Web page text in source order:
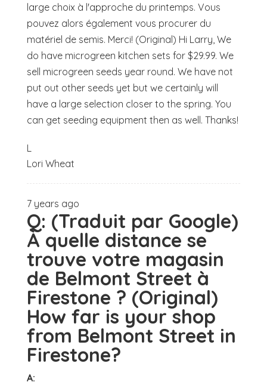
large choix à l'approche du printemps. Vous
pouvez alors également vous procurer du
matériel de semis. Merci! (Original) Hi Larry, We
do have microgreen kitchen sets for $29.99. We
sell microgreen seeds year round. We have not
put out other seeds yet but we certainly will
have a large selection closer to the spring. You
can get seeding equipment then as well. Thanks!
L
Lori Wheat
7 years ago
Q: (Traduit par Google)
À quelle distance se
trouve votre magasin
de Belmont Street à
Firestone ? (Original)
How far is your shop
from Belmont Street in
Firestone?
A: